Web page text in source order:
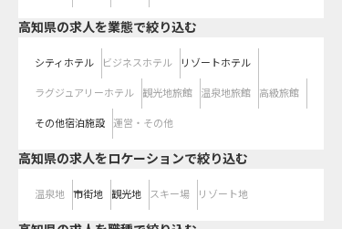
高知県の求人を業態で絞り込む
シティホテル ビジネスホテル リゾートホテル
ラグジュアリーホテル 観光地旅館 温泉地旅館 高級旅館
その他宿泊施設 運営・その他
高知県の求人をロケーションで絞り込む
温泉地 市街地 観光地 スキー場 リゾート地